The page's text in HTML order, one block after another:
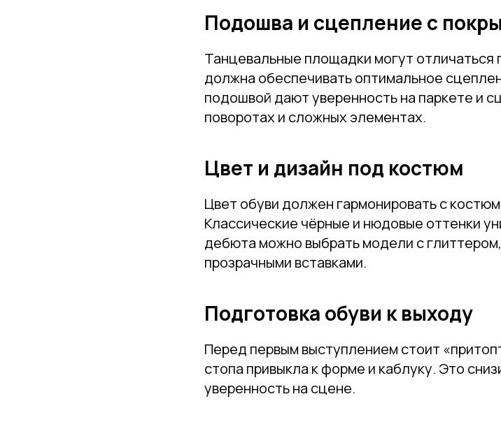
Подошва и сцепление с
Танцевальные площадки могут
должна обеспечивать оптимальное
подошвой дают уверенность на паркете и
поворотах и сложных элементах.
Цвет и дизайн под костюм
Цвет обуви должен гармонировать с
Классические чёрные и нюдовые оттенки
дебюта можно выбрать модели с
прозрачными вставками.
Подготовка обуви к выходу
Перед первым выступлением стоит
стопа привыкла к форме и каблуку. Это
уверенность на сцене.